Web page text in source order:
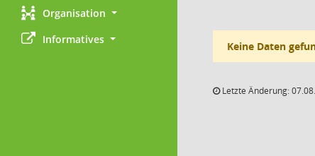
Organisation
Informatives
Keine Daten
Letzte Änderung: